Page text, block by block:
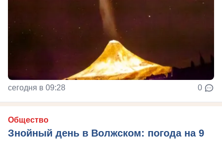
сегодня в 09:28 0
Общество
Знойный день в Волжском: погода на 9